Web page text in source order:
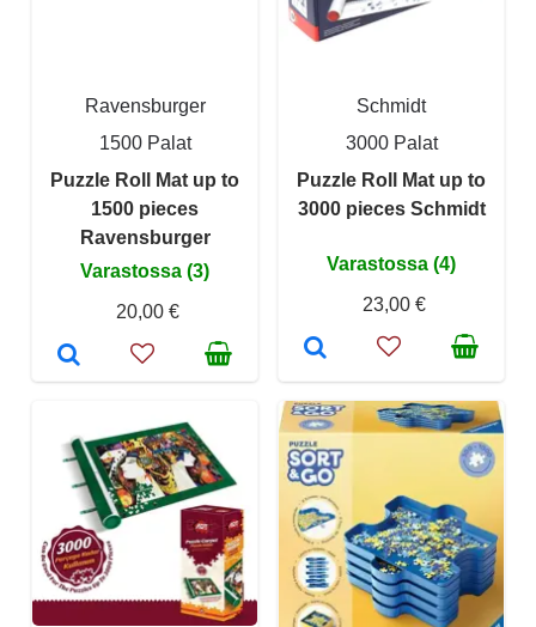
Ravensburger
1500 Palat
Puzzle Roll Mat up to
1500 pieces
Ravensburger
Varastossa (3)
20,00 €
Schmidt
3000 Palat
Puzzle Roll Mat up to
3000 pieces Schmidt
Varastossa (4)
23,00 €